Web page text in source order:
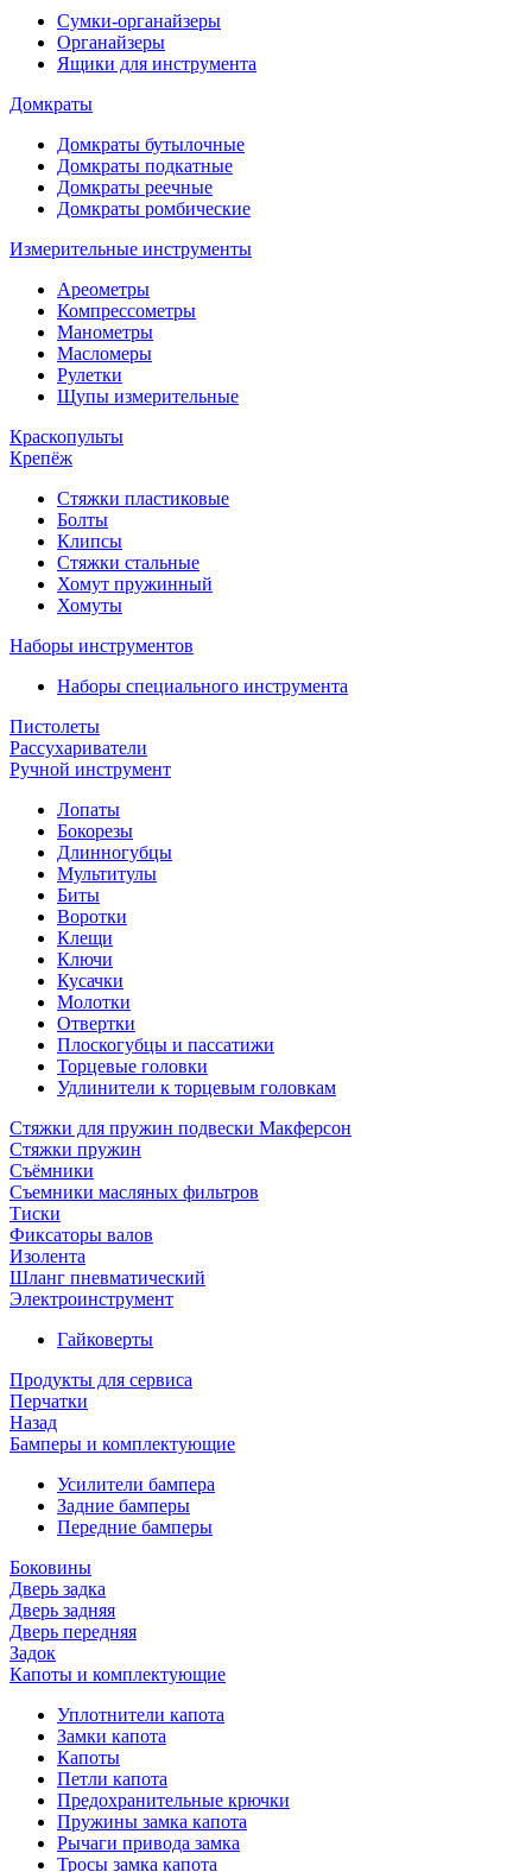
Сумки-органайзеры
Органайзеры
Ящики для инструмента
Домкраты
Домкраты бутылочные
Домкраты подкатные
Домкраты реечные
Домкраты ромбические
Измерительные инструменты
Ареометры
Компрессометры
Манометры
Масломеры
Рулетки
Щупы измерительные
Краскопульты
Крепёж
Стяжки пластиковые
Болты
Клипсы
Стяжки стальные
Хомут пружинный
Хомуты
Наборы инструментов
Наборы специального инструмента
Пистолеты
Рассухариватели
Ручной инструмент
Лопаты
Бокорезы
Длинногубцы
Мультитулы
Биты
Воротки
Клещи
Ключи
Кусачки
Молотки
Отвертки
Плоскогубцы и пассатижи
Торцевые головки
Удлинители к торцевым головкам
Стяжки для пружин подвески Макферсон
Стяжки пружин
Съёмники
Съемники масляных фильтров
Тиски
Фиксаторы валов
Изолента
Шланг пневматический
Электроинструмент
Гайковерты
Продукты для сервиса
Перчатки
Назад
Бамперы и комплектующие
Усилители бампера
Задние бамперы
Передние бамперы
Боковины
Дверь задка
Дверь задняя
Дверь передняя
Задок
Капоты и комплектующие
Уплотнители капота
Замки капота
Капоты
Петли капота
Предохранительные крючки
Пружины замка капота
Рычаги привода замка
Тросы замка капота